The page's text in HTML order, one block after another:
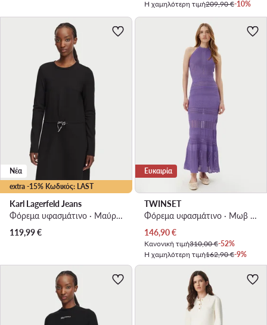
Η χαμηλότερη τιμή209,90 €-10%
extra -15% Κωδικός: LAST
Νέα
Karl Lagerfeld Jeans
Φόρεμα υφασμάτινο · Μαύρο · Mini
119,99€
Ευκαιρία
TWINSET
Φόρεμα υφασμάτινο · Μωβ · Midi
Τρέχουσα τιμή
146,90€
Κανονική τιμή310,00 €-52%
Η χαμηλότερη τιμή162,90 €-9%